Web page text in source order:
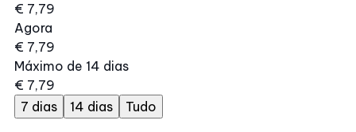
€ 7,79
Agora
€ 7,79
Máximo de 14 dias
€ 7,79
7 dias
14 dias Tudo